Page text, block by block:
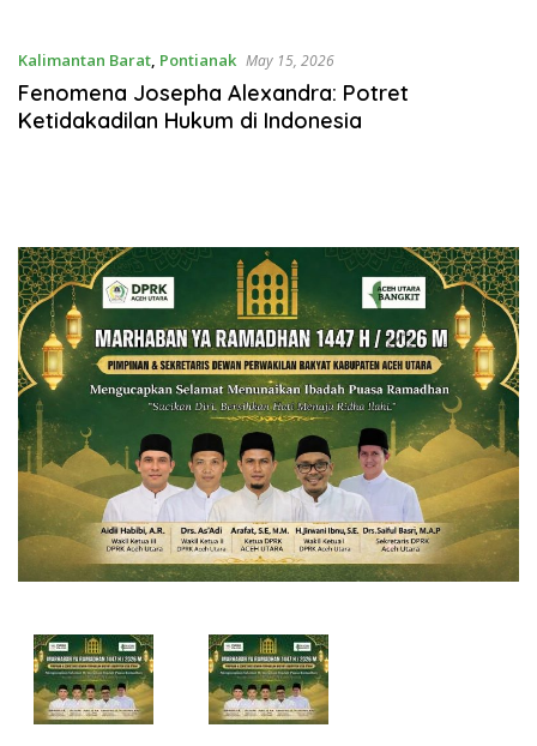
Kalimantan Barat, Pontianak May 15, 2026
Fenomena Josepha Alexandra: Potret
Ketidakadilan Hukum di Indonesia